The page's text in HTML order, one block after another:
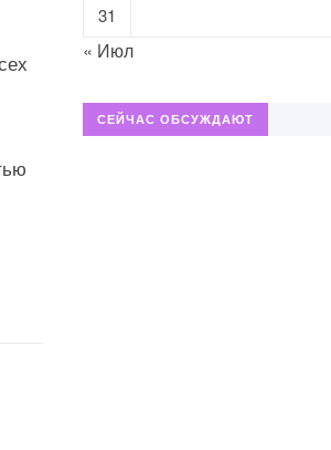
31
« Июл
СЕЙЧАС ОБСУЖДАЮТ